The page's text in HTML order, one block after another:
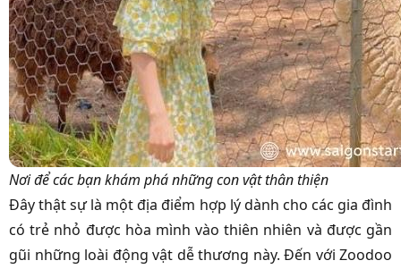
Nơi để các bạn khám phá những con vật thân thiện
Đây thật sự là một địa điểm hợp lý dành cho các gia đình
có trẻ nhỏ được hòa mình vào thiên nhiên và được gần
gũi những loài động vật dễ thương này. Đến với Zoodoo